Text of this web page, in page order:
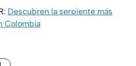
Descubren la serpiente más
Colombia